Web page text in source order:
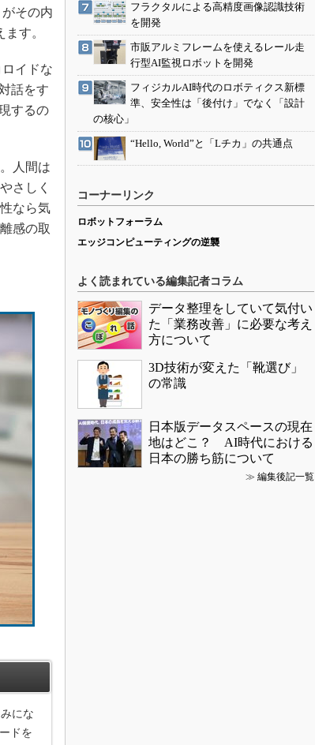
その内
す。
イドな
話をす
するの
人間は
さしく
なら気
感の取
にな
ドを
フラクタルによる高精度画像認識技術
を開発
市販アルミフレームを使えるレール走
行型AI監視ロボットを開発
フィジカルAI時代のロボティクス新標
準、安全性は「後付け」でなく「設計
の核心」
“Hello, World”と「Lチカ」の共通点
コーナーリンク
ロボットフォーラム
エッジコンピューティングの逆襲
よく読まれている編集記者コラム
データ整理をしていて気付い
た「業務改善」に必要な考え
方について
3D技術が変えた「靴選び」
の常識
日本版データスペースの現在
地はどこ？ AI時代における
日本の勝ち筋について
≫ 編集後記一覧